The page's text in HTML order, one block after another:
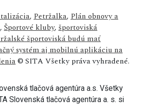
, Petržalka, Plán obnovy a
, Športové kluby, športoviská
športoviská budú mať
systém aj mobilnú aplikáciu na
© SITA Všetky práva vyhradené.
tlačová agentúra a.s. Všetky
Slovenská tlačová agentúra a. s. si